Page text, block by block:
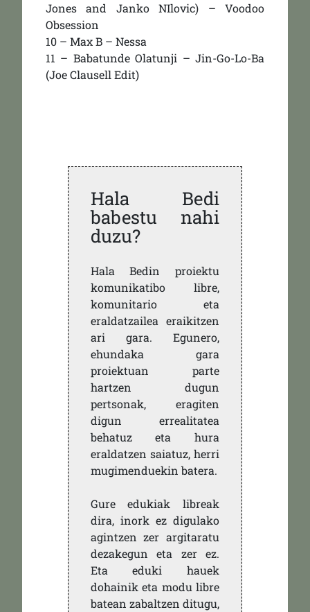
Jones and Janko NIlovic) – Voodoo
Obsession
10 – Max B – Nessa
11 – Babatunde Olatunji – Jin-Go-Lo-Ba
(Joe Clausell Edit)
Hala Bedi
babestu nahi
duzu?
Hala Bedin proiektu
komunikatibo libre,
komunitario eta
eraldatzailea eraikitzen
ari gara. Egunero,
ehundaka gara
proiektuan parte
hartzen dugun
pertsonak, eragiten
digun errealitatea
behatuz eta hura
eraldatzen saiatuz, herri
mugimenduekin batera.
Gure edukiak libreak
dira, inork ez digulako
agintzen zer argitaratu
dezakegun eta zer ez.
Eta eduki hauek
dohainik eta modu libre
batean zabaltzen ditugu,